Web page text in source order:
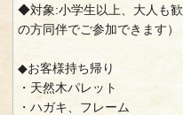
◆対象:小学生以上、大人も
の方同伴でご参加できます）
◆お客様持ち帰り
・天然木パレット
・ハガキ、フレーム